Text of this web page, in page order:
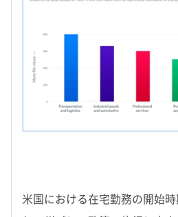
米国における在宅勤務の開始